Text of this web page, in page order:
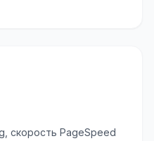
скорость PageSpeed